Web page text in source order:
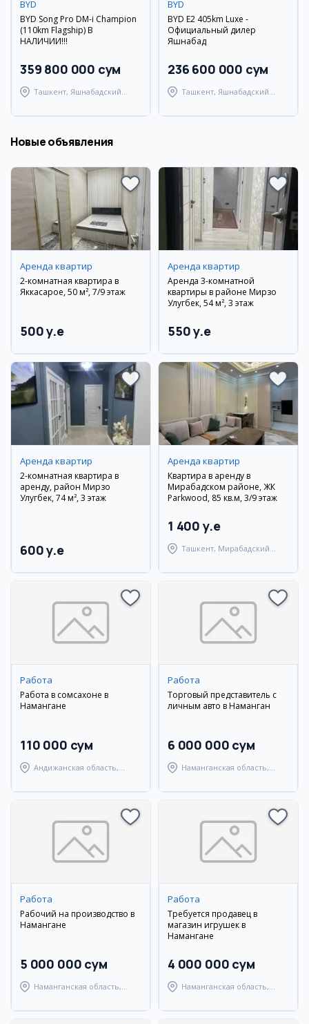
BYD
BYD Song Pro DM-i Champion
(110km Flagship) В
НАЛИЧИИ!!!
359 800 000 сум
Ташкент, Яшнабадский
BYD
BYD E2 405km Luxe -
Официальный дилер
Яшнабад
236 600 000 сум
Ташкент, Яшнабадский
Новые объявления
Аренда квартир
2-комнатная квартира в
Яккасарое, 50 м², 7/9 этаж
500 y.e
Аренда квартир
Аренда 3-комнатной
квартиры в районе Мирзо
Улугбек, 54 м², 3 этаж
550 y.e
Аренда квартир
2-комнатная квартира в
аренду, район Мирзо
Улугбек, 74 м², 3 этаж
600 y.e
Аренда квартир
Квартира в аренду в
Мирабадском районе, ЖК
Parkwood, 85 кв.м, 3/9 этаж
1 400 y.e
Ташкент, Мирабадский
Работа
Работа в сомсахоне в
Намангане
110 000 сум
Андижанская область,
Работа
Торговый представитель с
личным авто в Наманган
6 000 000 сум
Наманганская область,
Работа
Рабочий на производство в
Намангане
5 000 000 сум
Наманганская область,
Работа
Требуется продавец в
магазин игрушек в
Намангане
4 000 000 сум
Наманганская область,